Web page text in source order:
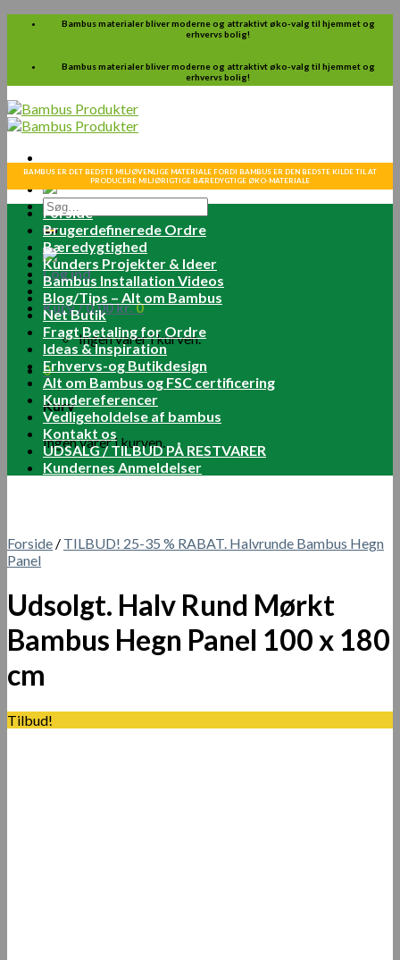
Skip
Bambus materialer bliver moderne og attraktivt øko-valg til hjemmet og
erhvervs bolig!
Bambus materialer bliver moderne og attraktivt øko-valg til hjemmet og
erhvervs bolig!
Søg
efter:
Log ind
Kurv /0.00kr.0
Ingen varer i kurven.
0
Kurv
Ingen varer i kurven.
BAMBUS ER DET BEDSTE MILJØVENLIGE MATERIALE FORDI BAMBUS ER DEN BEDSTE KILDE TIL AT
PRODUCERE MILJØRIGTIGE BÆREDYGTIGE ØKO-MATERIALE
Forside
Brugerdefinerede Ordre
Bæredygtighed
Kunders Projekter & Ideer
Bambus Installation Videos
Blog/Tips – Alt om Bambus
Net Butik
Fragt Betaling for Ordre
Ideas & Inspiration
Erhvervs-og Butikdesign
Alt om Bambus og FSC certificering
Kundereferencer
Vedligeholdelse af bambus
Kontakt os
UDSALG / TILBUD PÅ RESTVARER
Kundernes Anmeldelser
Forside / TILBUD! 25-35 % RABAT. Halvrunde Bambus Hegn
Panel
Udsolgt. Halv Rund Mørkt
Bambus Hegn Panel 100 x 180
cm
Tilbud!